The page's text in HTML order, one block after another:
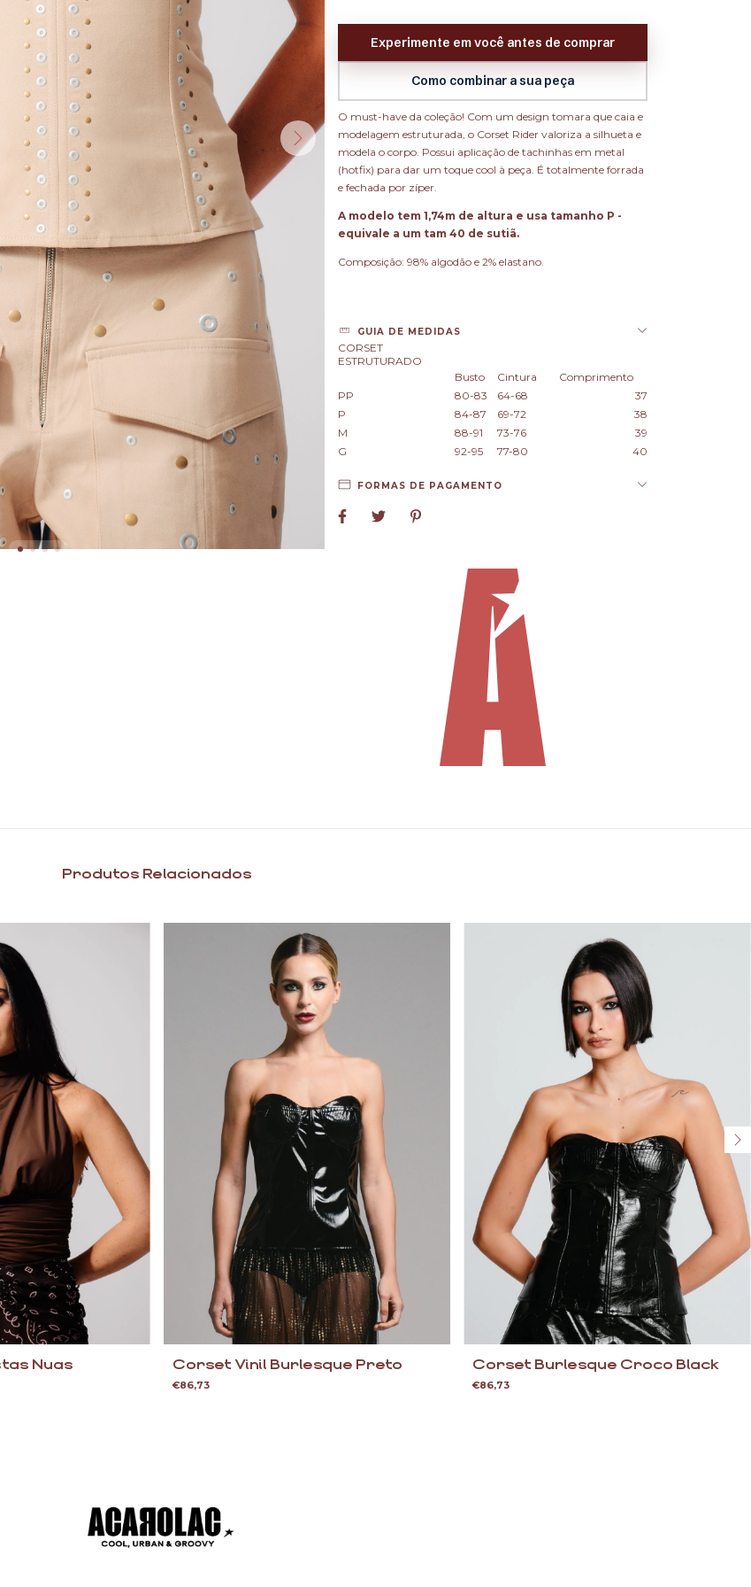
Experimente em você antes de comprar
Como combinar a sua peça
O must-have da coleção! Com um design tomara que caia e
modelagem estruturada, o Corset Rider valoriza a silhueta e
modela o corpo. Possui aplicação de tachinhas em metal
(hotfix) para dar um toque cool à peça. É totalmente forrada
e fechada por zíper.
A modelo tem 1,74m de altura e usa tamanho P -
equivale a um tam 40 de sutiã.
Composição: 98% algodão e 2% elastano.
GUIA DE MEDIDAS
CORSET
ESTRUTURADO
Busto
Cintura
Comprimento
PP
80-83 64-68
37
P
84-87 69-72
38
M
88-91 73-76
39
G
92-95 77-80 40
FORMAS DE PAGAMENTO
Produtos Relacionados
Nuas Corset Vinil Burlesque Preto
€86,73
Corset Burlesque Croco Black
€86,73